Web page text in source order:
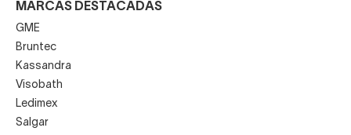
MARCAS DESTACADAS
GME
Bruntec
Kassandra
Visobath
Ledimex
Salgar